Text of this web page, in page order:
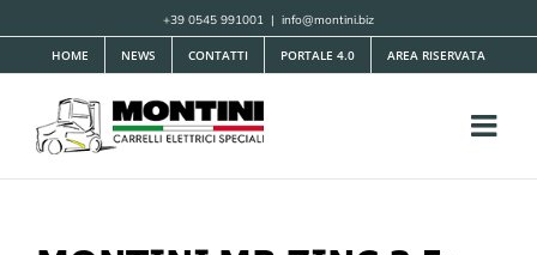
al
contenuto
+39 0545 991001 | info@montini.biz
HOME NEWS CONTATTI PORTALE 4.0 AREA RISERVATA